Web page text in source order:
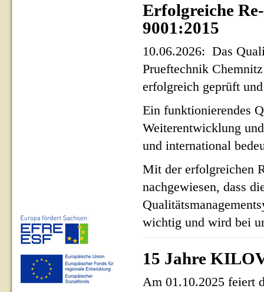
Erfolgreiche
9001:2015
10.06.2026: Das
Prueftechnik
erfolgreich geprüft
Ein funktionierendes
Weiterentwicklung
und international
Mit der erfolgreichen
nachgewiesen, dass
wichtig und wird bei
15 Jahre
Am 01.10.2025 feiert